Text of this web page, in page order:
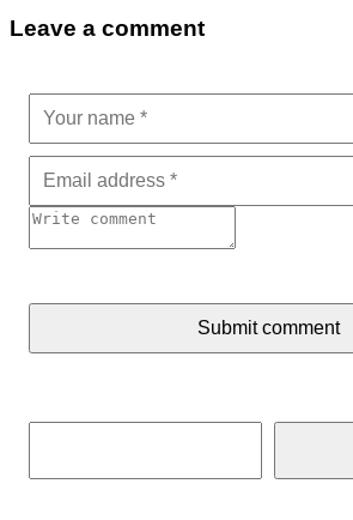
Leave a comment
Submit comment
Tìm kiếm